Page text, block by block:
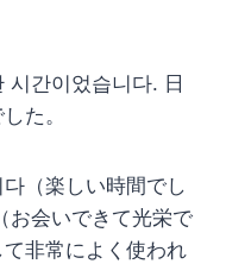
시간이었습니다. 日
た。
（楽しい時間でし
お会いできて光栄で
非常によく使われ